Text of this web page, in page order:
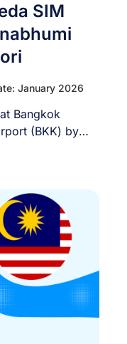
SIM
January 2026
Bangkok
(BKK) by